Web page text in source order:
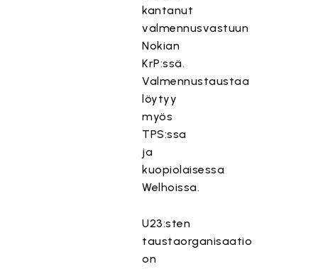
kantanut
valmennusvastuun
Nokian
KrP:ssä.
Valmennustaustaa
löytyy
myös
TPS:ssa
ja
kuopiolaisessa
Welhoissa.
U23:sten
taustaorganisaatio
on